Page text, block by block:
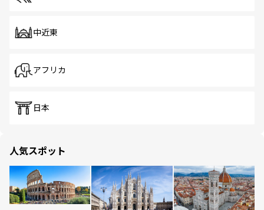
中近東
アフリカ
日本
人気スポット